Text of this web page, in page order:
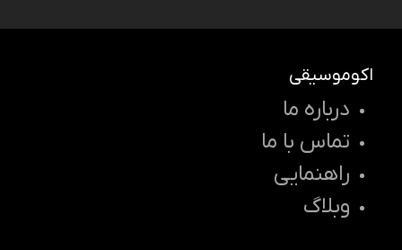
اکوموسیقی
درباره ما
تماس با ما
راهنمایی
وبلاگ